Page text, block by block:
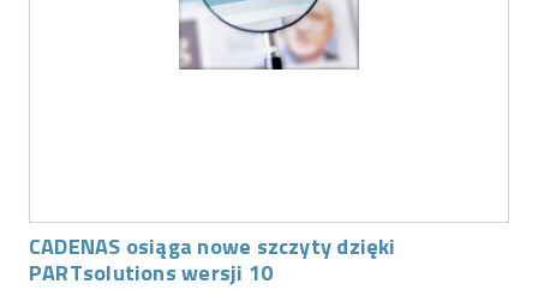
CADENAS osiąga nowe szczyty dzięki
PARTsolutions wersji 10